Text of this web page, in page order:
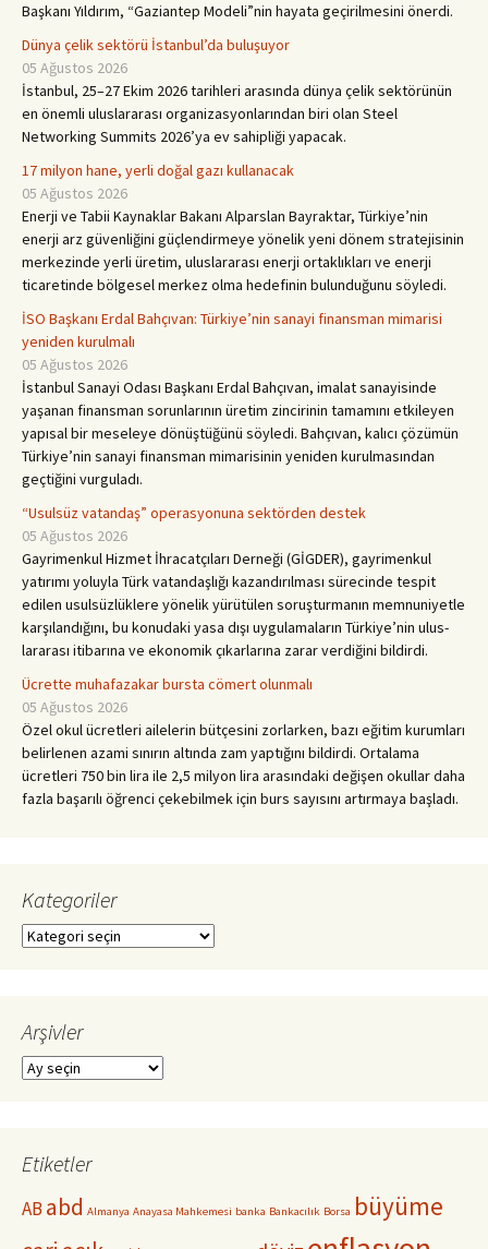
Başkanı Yıldırım, “Gaziantep Modeli”nin hayata geçirilmesini önerdi.
Dünya çelik sektörü İstanbul’da buluşuyor
05 Ağustos 2026
İstanbul, 25–27 Ekim 2026 tarihleri arasında dünya çe­lik sektörünün
en önemli ulus­lararası organizasyonların­dan biri olan Steel
Networking Summits 2026’ya ev sahipli­ği yapacak.
17 milyon hane, yerli doğal gazı kullanacak
05 Ağustos 2026
Enerji ve Tabii Kaynaklar Bakanı Alparslan Bayraktar, Türkiye’nin
enerji arz güvenliğini güçlendirmeye yönelik yeni dönem stratejisinin
merkezinde yerli üretim, uluslararası enerji ortaklıkları ve enerji
ticaretinde bölgesel merkez olma hedefinin bulunduğunu söyledi.
İSO Başkanı Erdal Bahçıvan: Türkiye’nin sanayi finansman mimarisi
yeniden kurulmalı
05 Ağustos 2026
İstanbul Sanayi Odası Başkanı Erdal Bahçıvan, imalat sanayisinde
yaşanan finansman sorunlarının üretim zincirinin tamamını etkileyen
yapısal bir meseleye dönüştüğünü söyledi. Bahçıvan, kalıcı çözümün
Türkiye’nin sanayi finansman mimarisinin yeniden kurulmasından
geçtiğini vurguladı.
“Usulsüz vatandaş” operasyonuna sektörden destek
05 Ağustos 2026
Gayrimenkul Hizmet İhracat­çıları Derneği (GİGDER), gayrimenkul
yatırımı yoluyla Türk vatandaşlığı kazandırılma­sı sürecinde tespit
edilen usul­süzlüklere yönelik yürütülen so­ruşturmanın memnuniyetle
kar­şılandığını, bu konudaki yasa dışı uygulamaların Türkiye’nin ulus­
lararası itibarına ve ekonomik çı­karlarına zarar verdiğini bildir­di.
Ücrette muhafazakar bursta cömert olunmalı
05 Ağustos 2026
Özel okul ücretleri ailelerin bütçesini zorlarken, bazı eğitim kurumları
belirlenen azami sınırın altında zam yaptığını bildirdi. Ortalama
ücretleri 750 bin lira ile 2,5 milyon lira arasındaki değişen okullar daha
fazla başarılı öğrenci çekebilmek için burs sayısını artırmaya başladı.
Kategoriler
Kategoriler
Arşivler
Arşivler
Etiketler
AB abd Almanya Anayasa Mahkemesi banka Bankacılık Borsa büyüme